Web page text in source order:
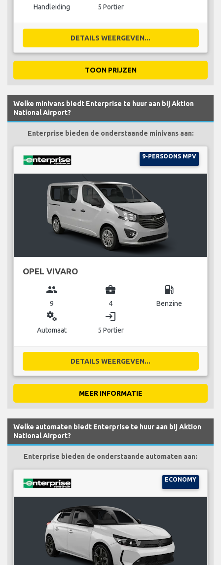
Handleiding 5 Portier
DETAILS WEERGEVEN...
TOON PRIJZEN
Welke minivans biedt Enterprise te huur aan bij Aktion
National Airport?
Enterprise bieden de onderstaande minivans aan:
9-PERSOONS MPV
OPEL VIVARO
group
9
business_center
4
local_gas_station
Benzine
miscellaneous_services
Automaat
login
5 Portier
DETAILS WEERGEVEN...
MEER INFORMATIE
Welke automaten biedt Enterprise te huur aan bij Aktion
National Airport?
Enterprise bieden de onderstaande automaten aan:
ECONOMY